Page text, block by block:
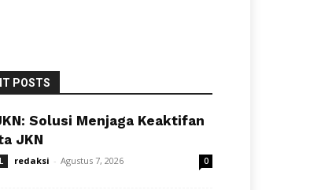
POSTS
Solusi Menjaga Keaktifan
JKN
redaksi - Agustus 7, 2026 0